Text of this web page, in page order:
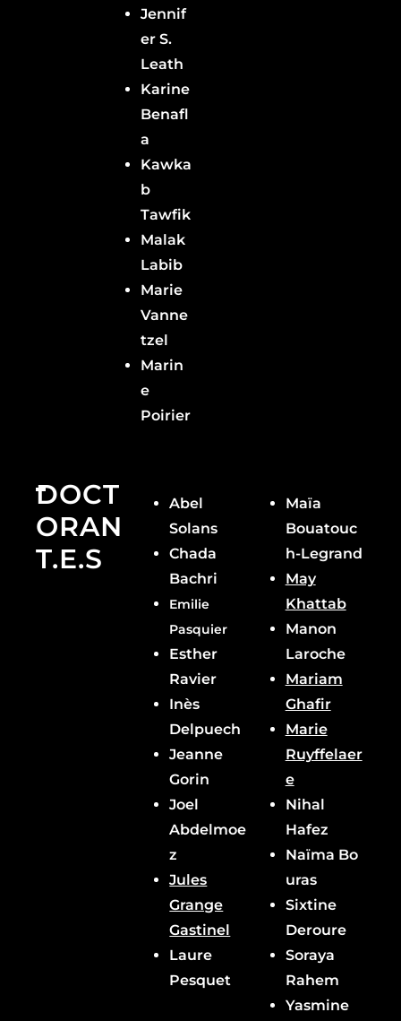
Jennif
er S.
Leath
Karine
Benafl
a
Kawka
b
Tawfik
Malak
Labib
Marie
Vanne
tzel
Marin
e
Poirier
DOCT
ORAN
T.E.S
Abel
Solans
Chada
Bachri
Emilie
Pasquier
Esther
Ravier
Inès
Delpuech
Jeanne
Gorin
Joel
Abdelmoe
z
Jules
Grange
Gastinel
Laure
Pesquet
Maïa
Bouatouc
h-Legrand
May
Khattab
Manon
Laroche
Mariam
Ghafir
Marie
Ruyffelaer
e
Nihal
Hafez
Naïma Bo
uras
Sixtine
Deroure
Soraya
Rahem
Yasmine